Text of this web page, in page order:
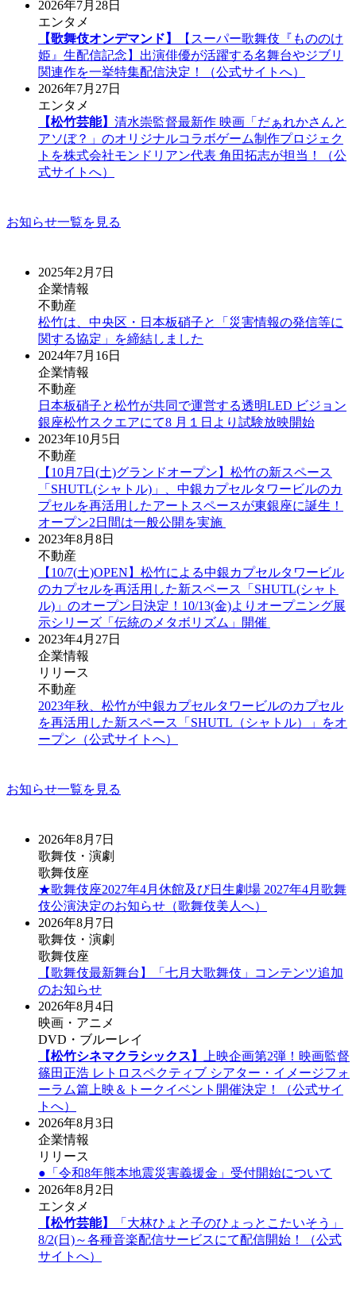
2026年7月28日
エンタメ
【歌舞伎オンデマンド】
【スーパー歌舞伎『もののけ
姫』生配信記念】出演俳優が活躍する名舞台やジブリ
関連作を一挙特集配信決定！（公式サイトへ）
2026年7月27日
エンタメ
【松竹芸能】 清水崇監督最新作 映画「だぁれかさんと
アソぼ？」のオリジナルコラボゲーム制作プロジェク
トを株式会社モンドリアン代表 角田拓志が担当！（公
式サイトへ）
お知らせ一覧を見る
2025年2月7日
企業情報
不動産
松竹は、中央区・日本板硝子と「災害情報の発信等に
関する協定」を締結しました
2024年7月16日
企業情報
不動産
日本板硝子と松竹が共同で運営する透明LED ビジョン
銀座松竹スクエアにて8 月１日より試験放映開始
2023年10月5日
不動産
【10⽉7⽇(⼟)グランドオープン】松⽵の新スペース
「SHUTL(シャトル)」、中銀カプセルタワービルのカ
プセルを再活⽤したアートスペースが東銀座に誕⽣！
オープン2⽇間は⼀般公開を実施
2023年8月8日
不動産
【10/7(土)OPEN】松竹による中銀カプセルタワービル
のカプセルを再活用した新スペース「SHUTL(シャト
ル)」のオープン日決定！10/13(金)よりオープニング展
示シリーズ「伝統のメタボリズム」開催
2023年4月27日
企業情報
リリース
不動産
2023年秋、松竹が中銀カプセルタワービルのカプセル
を再活用した新スペース「SHUTL（シャトル）」をオ
ープン（公式サイトへ）
お知らせ一覧を見る
2026年8月7日
歌舞伎・演劇
歌舞伎座
★歌舞伎座2027年4月休館及び日生劇場 2027年4月歌舞
伎公演決定のお知らせ（歌舞伎美人へ）
2026年8月7日
歌舞伎・演劇
歌舞伎座
【歌舞伎最新舞台】「七月大歌舞伎」コンテンツ追加
のお知らせ
2026年8月4日
映画・アニメ
DVD・ブルーレイ
【松竹シネマクラシックス】
上映企画第2弾！映画監督
篠田正浩 レトロスペクティブ シアター・イメージフォ
ーラム篇上映＆トークイベント開催決定！（公式サイ
トへ）
2026年8月3日
企業情報
リリース
●「令和8年熊本地震災害義援金」受付開始について
2026年8月2日
エンタメ
【松竹芸能】
「大林ひょと子のひょっとこたいそう」
8/2(日)～各種音楽配信サービスにて配信開始！（公式
サイトへ）